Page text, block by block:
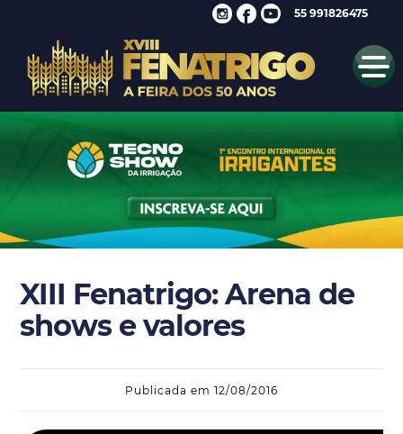
55 991826475
XIII Fenatrigo: Arena de
shows e valores
Publicada em 12/08/2016